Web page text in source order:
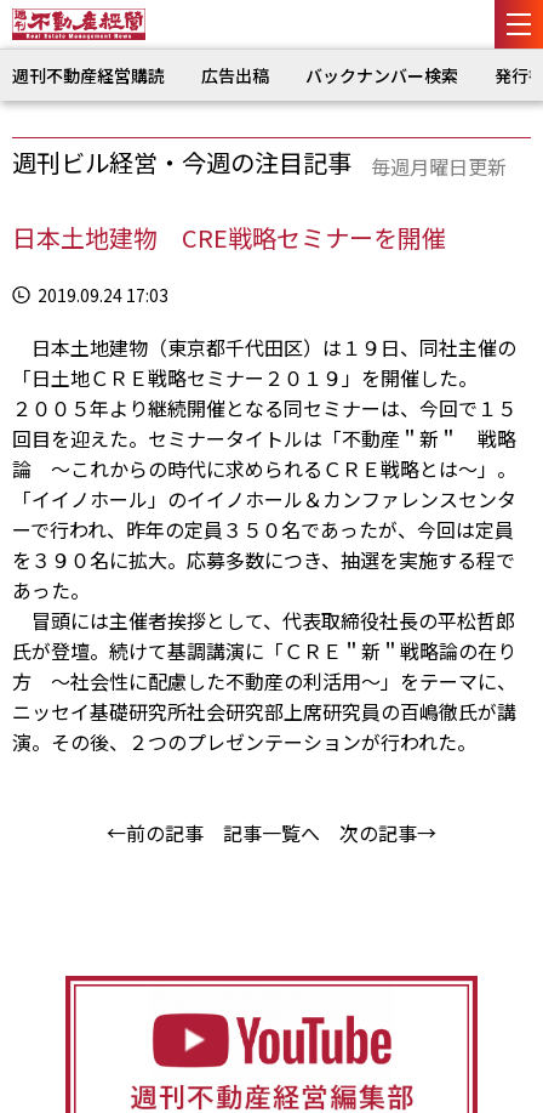
週刊不動産経営購読 広告出稿 バックナンバー検索 発行
週刊ビル経営・今週の注目記事 毎週月曜日更新
日本土地建物 CRE戦略セミナーを開催
2019.09.24 17:03
日本土地建物（東京都千代田区）は１９日、同社主催の
「日土地ＣＲＥ戦略セミナー２０１９」を開催した。
２００５年より継続開催となる同セミナーは、今回で１５
回目を迎えた。セミナータイトルは「不動産＂新＂ 戦略
論 ～これからの時代に求められるＣＲＥ戦略とは～」。
「イイノホール」のイイノホール＆カンファレンスセンタ
ーで行われ、昨年の定員３５０名であったが、今回は定員
を３９０名に拡大。応募多数につき、抽選を実施する程で
あった。
冒頭には主催者挨拶として、代表取締役社長の平松哲郎
氏が登壇。続けて基調講演に「ＣＲＥ＂新＂戦略論の在り
方 ～社会性に配慮した不動産の利活用～」をテーマに、
ニッセイ基礎研究所社会研究部上席研究員の百嶋徹氏が講
演。その後、２つのプレゼンテーションが行われた。
←前の記事 記事一覧へ 次の記事→